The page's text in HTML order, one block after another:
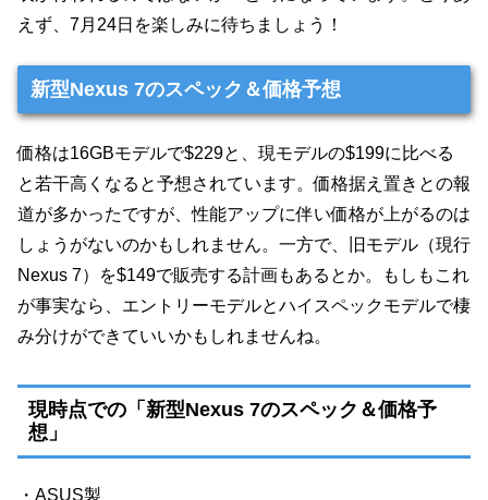
えず、7月24日を楽しみに待ちましょう！
新型Nexus 7のスペック＆価格予想
価格は16GBモデルで$229と、現モデルの$199に比べる
と若干高くなると予想されています。価格据え置きとの報
道が多かったですが、性能アップに伴い価格が上がるのは
しょうがないのかもしれません。一方で、旧モデル（現行
Nexus 7）を$149で販売する計画もあるとか。もしもこれ
が事実なら、エントリーモデルとハイスペックモデルで棲
み分けができていいかもしれませんね。
現時点での「新型Nexus 7のスペック＆価格予
想」
・ASUS製